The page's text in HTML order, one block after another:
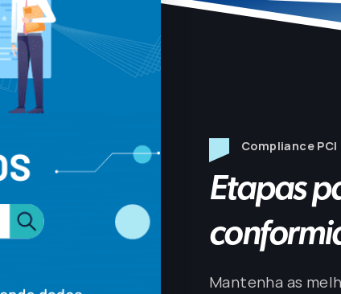
Compliance PCI
Etapas
Mantenha as